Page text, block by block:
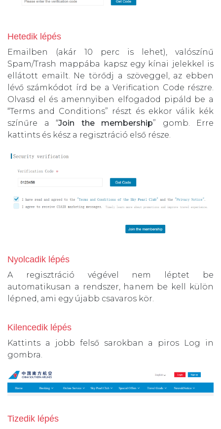
Hetedik lépés
Emailben (akár 10 perc is lehet), valószínű
Spam/Trash mappába kapsz egy kínai jelekkel is
ellátott emailt. Ne törődj a szöveggel, az ebben
lévő számkódot írd be a Verification Code részre.
Olvasd el és amennyiben elfogadod pipáld be a
“Terms and Conditions” részt és ekkor válik kék
színűre a “Join the membership” gomb. Erre
kattints és kész a regisztráció első része.
Nyolcadik lépés
A regisztráció végével nem léptet be
automatikusan a rendszer, hanem be kell külön
lépned, ami egy újabb csavaros kör.
Kilencedik lépés
Kattints a jobb felső sarokban a piros Log in
gombra.
Tizedik lépés